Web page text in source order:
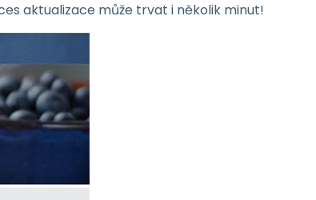
aktualizace může trvat i několik minut!